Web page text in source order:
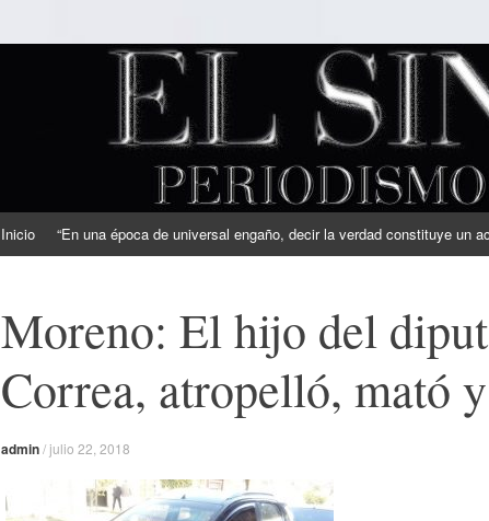
EL SINDICAL
Periodismo Inteligente
Inicio “En una época de universal engaño, decir la verdad constituye un
Moreno: El hijo del
Correa, atropelló, mató
admin/julio 22, 2018